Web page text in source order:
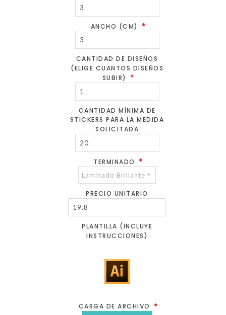
ANCHO (CM) *
CANTIDAD DE DISEÑOS
(ELIGE CUANTOS DISEÑOS
SUBIR)
*
CANTIDAD MÍNIMA DE
STICKERS PARA LA MEDIDA
SOLICITADA
TERMINADO *
PRECIO UNITARIO
PLANTILLA (INCLUYE
INSTRUCCIONES)
CARGA DE ARCHIVO *